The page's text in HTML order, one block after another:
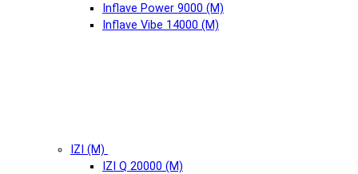
Inflave Power 9000 (М)
Inflave Vibe 14000 (М)
IZI (М)
IZI Q 20000 (М)